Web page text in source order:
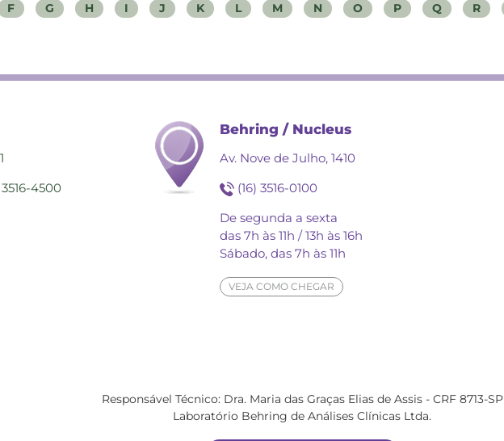
F G H I J K L M N O P Q R
3516-4500
Behring / Nucleus
Av. Nove de Julho, 1410
(16) 3516-0100
De segunda a sexta
das 7h às 11h / 13h às 16h
Sábado, das 7h às 11h
VEJA COMO CHEGAR
Responsável Técnico: Dra. Maria das Graças Elias de Assis - CRF 8713-SP
Laboratório Behring de Análises Clínicas Ltda.